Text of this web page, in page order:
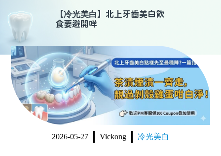
醫院簡介 hospital introduction
醫生介紹 doctor introduction
醫療新聞 medical news
種植牙 dental implant
箍牙 orthodontics
收費標準 change standard
微信預約
WhatsApp預約
【冷光美白】北上牙齒美白飲
食要避開咩
2026-05-27 Vickong 冷光美白